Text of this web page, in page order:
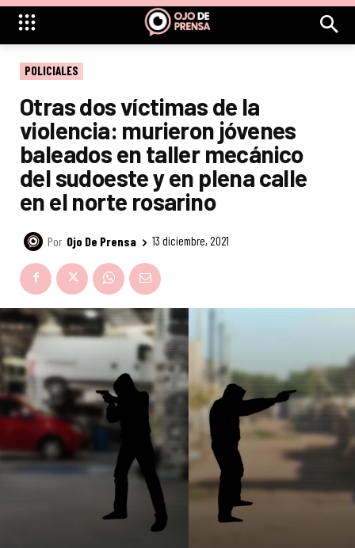
POLICIALES
Otras dos víctimas de la
violencia: murieron jóvenes
baleados en taller mecánico
del sudoeste y en plena calle
en el norte rosarino
Por Ojo De Prensa 13 diciembre, 2021